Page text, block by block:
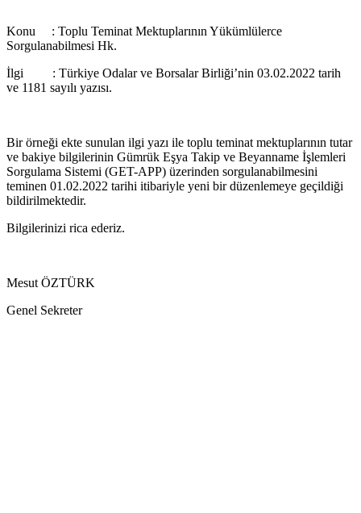
Konu : Toplu Teminat Mektuplarının Yükümlülerce
Sorgulanabilmesi Hk.
İlgi : Türkiye Odalar ve Borsalar Birliği’nin 03.02.2022 tarih
ve 1181 sayılı yazısı.
Bir örneği ekte sunulan ilgi yazı ile toplu teminat mektuplarının tutar
ve bakiye bilgilerinin Gümrük Eşya Takip ve Beyanname İşlemleri
Sorgulama Sistemi (GET-APP) üzerinden sorgulanabilmesini
teminen 01.02.2022 tarihi itibariyle yeni bir düzenlemeye geçildiği
bildirilmektedir.
Bilgilerinizi rica ederiz.
Mesut ÖZTÜRK
Genel Sekreter